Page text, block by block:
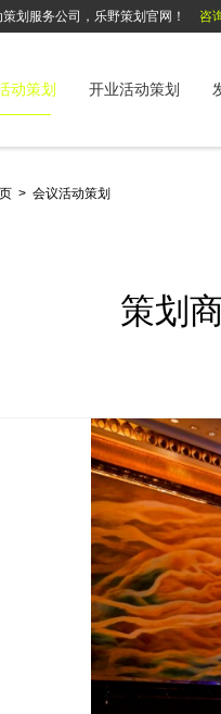
划服务公司，乐野策划官网！ 咨
动策划 开业活动策划
> 会议活动策划
策划